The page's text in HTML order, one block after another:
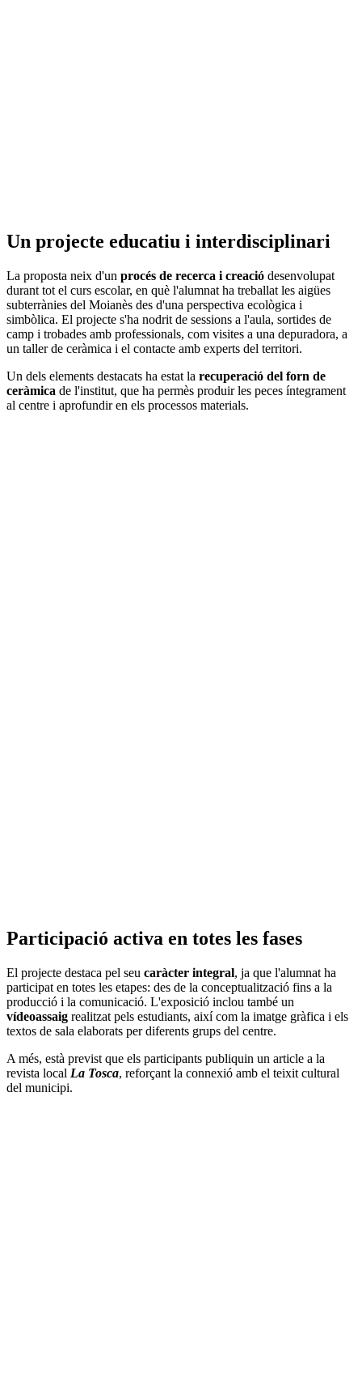
Un projecte educatiu i interdisciplinari
La proposta neix d'un procés de recerca i creació desenvolupat
durant tot el curs escolar, en què l'alumnat ha treballat les aigües
subterrànies del Moianès des d'una perspectiva ecològica i
simbòlica. El projecte s'ha nodrit de sessions a l'aula, sortides de
camp i trobades amb professionals, com visites a una depuradora, a
un taller de ceràmica i el contacte amb experts del territori.
Un dels elements destacats ha estat la recuperació del forn de
ceràmica de l'institut, que ha permès produir les peces íntegrament
al centre i aprofundir en els processos materials.
Participació activa en totes les fases
El projecte destaca pel seu caràcter integral, ja que l'alumnat ha
participat en totes les etapes: des de la conceptualització fins a la
producció i la comunicació. L'exposició inclou també un
vídeoassaig realitzat pels estudiants, així com la imatge gràfica i els
textos de sala elaborats per diferents grups del centre.
A més, està previst que els participants publiquin un article a la
revista local La Tosca, reforçant la connexió amb el teixit cultural
del municipi.